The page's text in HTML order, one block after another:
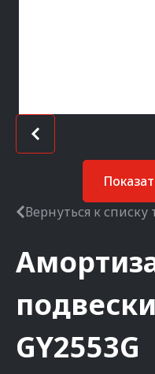
Вернуться к списку
подвески
GY2553G